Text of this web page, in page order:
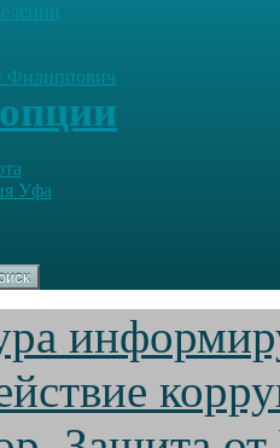
Филиппович
Уфа